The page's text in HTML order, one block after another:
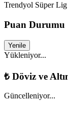
Trendyol Süper Lig
Puan Durumu
Yenile
Yükleniyor...
₺ Döviz ve
Güncelleniyor...